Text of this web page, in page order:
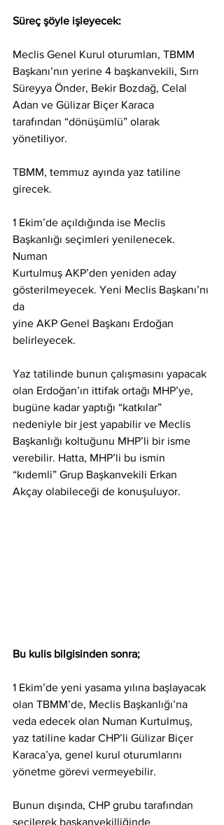
Süreç şöyle işleyecek:
Meclis Genel Kurul oturumları, TBMM
Başkanı’nın yerine 4 başkanvekili, Sırrı
Süreyya Önder, Bekir Bozdağ, Celal
Adan ve Gülizar Biçer Karaca
tarafından “dönüşümlü” olarak
yönetiliyor.
TBMM, temmuz ayında yaz tatiline
girecek.
1 Ekim’de açıldığında ise Meclis
Başkanlığı seçimleri yenilenecek.
Numan
Kurtulmuş AKP’den yeniden aday
gösterilmeyecek. Yeni Meclis Başkanı’nı
da
yine AKP Genel Başkanı Erdoğan
belirleyecek.
Yaz tatilinde bunun çalışmasını yapacak
olan Erdoğan’ın ittifak ortağı MHP’ye,
bugüne kadar yaptığı “katkılar”
nedeniyle bir jest yapabilir ve Meclis
Başkanlığı koltuğunu MHP’li bir isme
verebilir. Hatta, MHP’li bu ismin
“kıdemli” Grup Başkanvekili Erkan
Akçay olabileceği de konuşuluyor.
Bu kulis bilgisinden sonra;
1 Ekim’de yeni yasama yılına başlayacak
olan TBMM’de, Meclis Başkanlığı’na
veda edecek olan Numan Kurtulmuş,
yaz tatiline kadar CHP’li Gülizar Biçer
Karaca’ya, genel kurul oturumlarını
yönetme görevi vermeyebilir.
Bunun dışında, CHP grubu tarafından
seçilerek başkanvekilliğinde